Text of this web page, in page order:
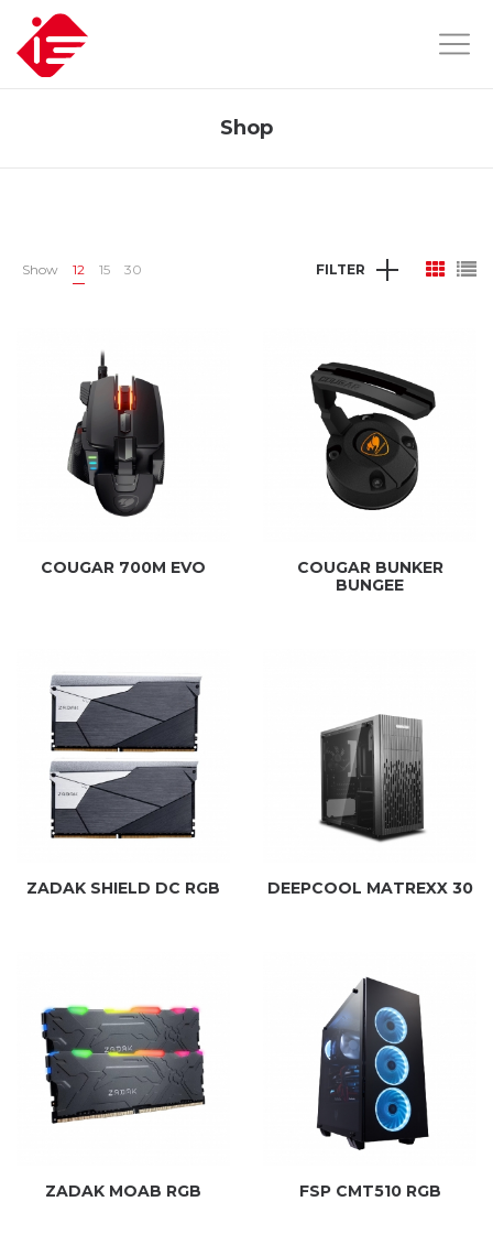
Shop
Show 12 15 30 FILTER
COUGAR 700M EVO
COUGAR BUNKER
BUNGEE
ZADAK SHIELD DC RGB DEEPCOOL MATREXX 30
ZADAK MOAB RGB FSP CMT510 RGB